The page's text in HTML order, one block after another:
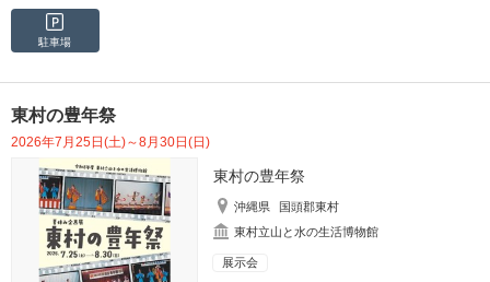
駐車場
東村の豊年祭
2026年7月25日(土)～8月30日(日)
東村の豊年祭
沖縄県
国頭郡東村
東村立山と水の生活博物館
展示会